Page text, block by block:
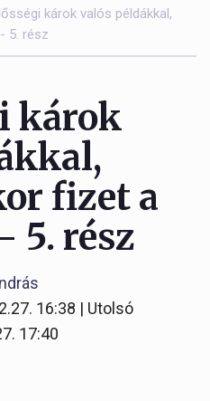
károk valós példákkal,
5. rész
károk
fizet a
5. rész
16:38 | Utolsó
17:40